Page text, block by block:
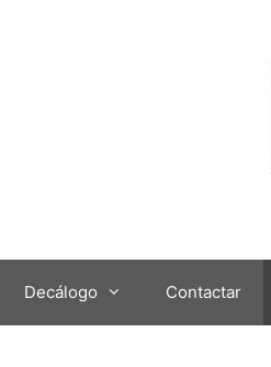
Decálogo Contactar